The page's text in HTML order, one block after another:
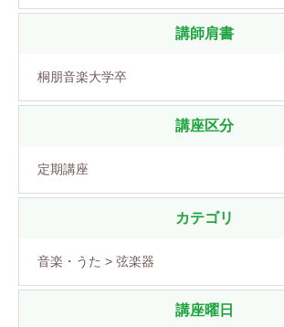
講師肩書
桐朋音楽大学卒
講座区分
定期講座
カテゴリ
音楽・うた > 弦楽器
講座曜日